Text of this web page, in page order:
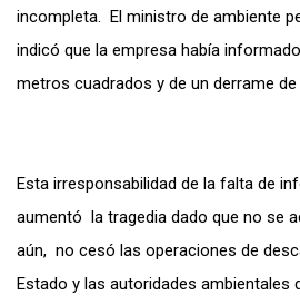
incompleta. El ministro de ambiente
indicó que la empresa había
metros cuadrados y de un derrame
Esta irresponsabilidad de la falta de
aumentó la tragedia dado que no se
aún, no cesó las operaciones de
Estado y las autoridades ambientales